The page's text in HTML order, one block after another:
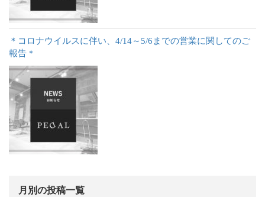
＊コロナウイルスに伴い、4/14～5/6までの営業に関してのご
報告＊
月別の投稿一覧